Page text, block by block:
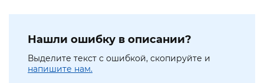
Нашли ошибку в описании?
Выделите текст с ошибкой, скопируйте и
напишите нам.